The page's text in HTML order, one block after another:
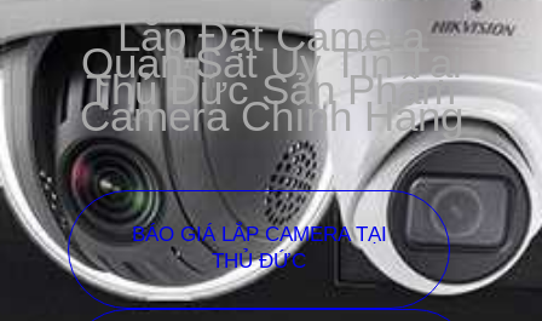
Lắp Đặt Camera
Quan Sát Uy Tín Tại
Thủ Đức Sản Phẩm
Camera Chính Hãng
BÁO GIÁ LẮP CAMERA TẠI
THỦ ĐỨC